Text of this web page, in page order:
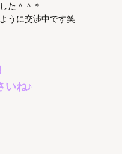
た＾＾＊
うに交渉中です笑
いね♪